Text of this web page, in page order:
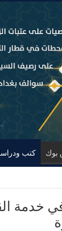
بوك كتب
خدمة